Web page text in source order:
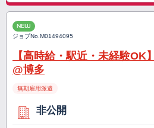
NEW
ジョブNo.M01494095
【高時給・駅近・未経験OK
@博多
無期雇用派遣
非公開